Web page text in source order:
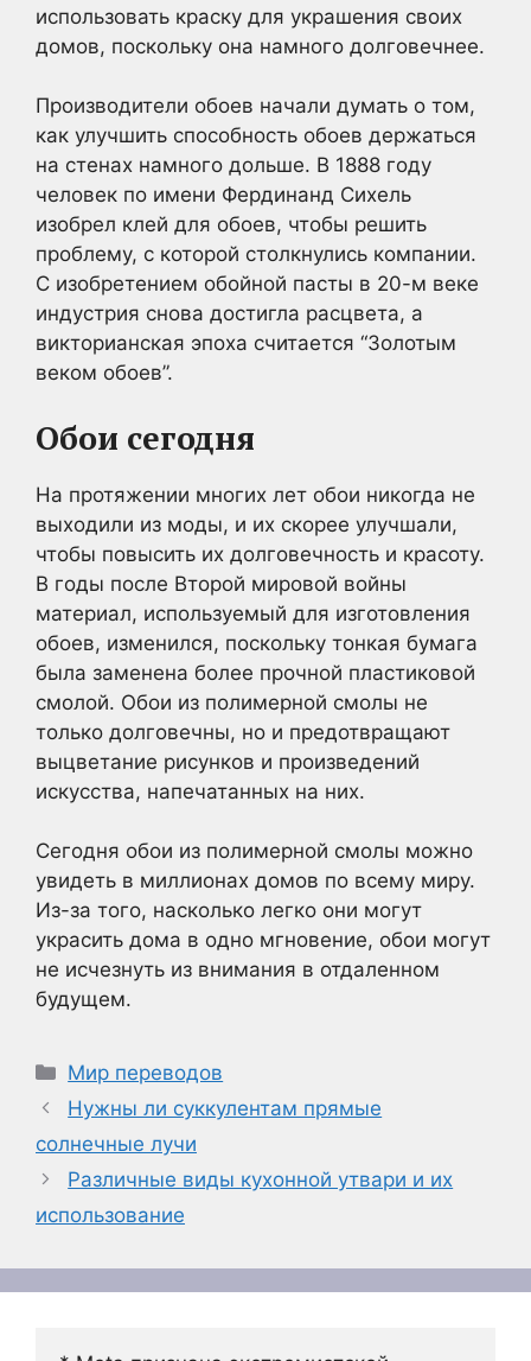
использовать краску для украшения своих
домов, поскольку она намного долговечнее.
Производители обоев начали думать о том,
как улучшить способность обоев держаться
на стенах намного дольше. В 1888 году
человек по имени Фердинанд Сихель
изобрел клей для обоев, чтобы решить
проблему, с которой столкнулись компании.
С изобретением обойной пасты в 20-м веке
индустрия снова достигла расцвета, а
викторианская эпоха считается “Золотым
веком обоев”.
Обои сегодня
На протяжении многих лет обои никогда не
выходили из моды, и их скорее улучшали,
чтобы повысить их долговечность и красоту.
В годы после Второй мировой войны
материал, используемый для изготовления
обоев, изменился, поскольку тонкая бумага
была заменена более прочной пластиковой
смолой. Обои из полимерной смолы не
только долговечны, но и предотвращают
выцветание рисунков и произведений
искусства, напечатанных на них.
Сегодня обои из полимерной смолы можно
увидеть в миллионах домов по всему миру.
Из-за того, насколько легко они могут
украсить дома в одно мгновение, обои могут
не исчезнуть из внимания в отдаленном
будущем.
Рубрики
Мир переводов
Нужны ли суккулентам прямые
солнечные лучи
Различные виды кухонной утвари и их
использование